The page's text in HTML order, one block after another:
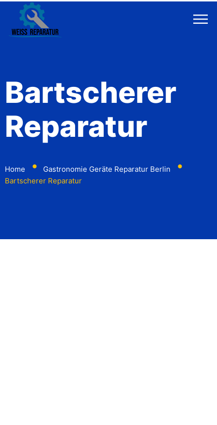
Bartscherer
Reparatur
Home ⬤ Gastronomie Geräte Reparatur Berlin ⬤
Bartscherer Reparatur